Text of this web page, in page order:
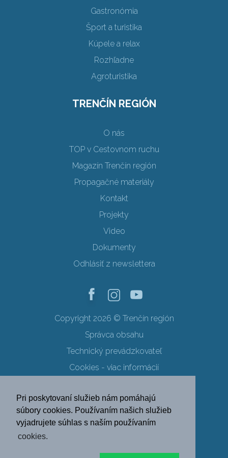
Pri poskytovaní služieb nám pomáhajú
súbory cookies. Používaním našich služieb
vyjadrujete súhlas s naším používaním
cookies.
Gastronómia
Šport a turistika
Kúpele a relax
Rozhľadne
Agroturistika
TRENČÍN REGIÓN
O nás
TOP v Cestovnom ruchu
Magazín Trenčín región
Propagačné materiály
Kontakt
Projekty
Video
Dokumenty
Odhlásiť z newslettera
Copyright 2026 © Trenčín región
Správca obsahu
Technický prevádzkovateľ
Cookies - viac informácií
Ochrana osobných údajov
SK EN DE
PL